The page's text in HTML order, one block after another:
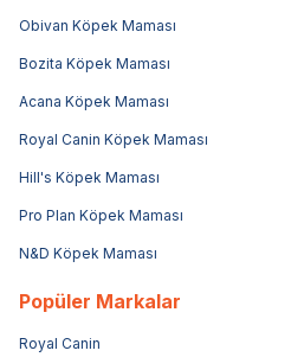
Obivan Köpek Maması
Bozita Köpek Maması
Acana Köpek Maması
Royal Canin Köpek Maması
Hill's Köpek Maması
Pro Plan Köpek Maması
N&D Köpek Maması
Popüler Markalar
Royal Canin